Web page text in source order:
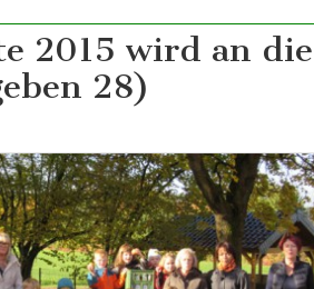
2015 wird an die
28)